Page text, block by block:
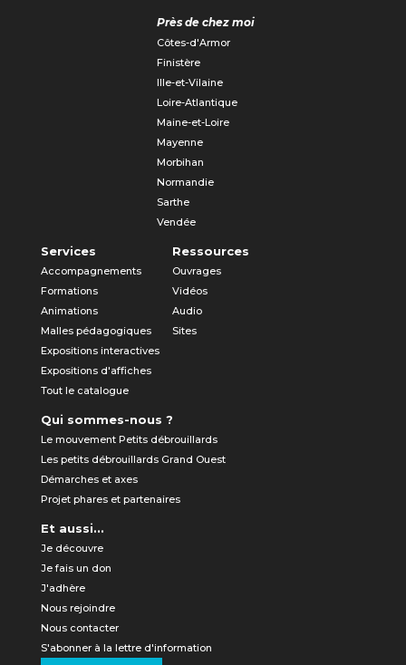
Près de chez moi
Côtes-d'Armor
Finistère
Ille-et-Vilaine
Loire-Atlantique
Maine-et-Loire
Mayenne
Morbihan
Normandie
Sarthe
Vendée
Services
Accompagnements
Formations
Animations
Malles pédagogiques
Expositions interactives
Expositions d'affiches
Tout le catalogue
Ressources
Ouvrages
Vidéos
Audio
Sites
Qui sommes-nous ?
Le mouvement Petits débrouillards
Les petits débrouillards Grand Ouest
Démarches et axes
Projet phares et partenaires
Et aussi...
Je découvre
Je fais un don
J'adhère
Nous rejoindre
Nous contacter
S'abonner à la lettre d'information